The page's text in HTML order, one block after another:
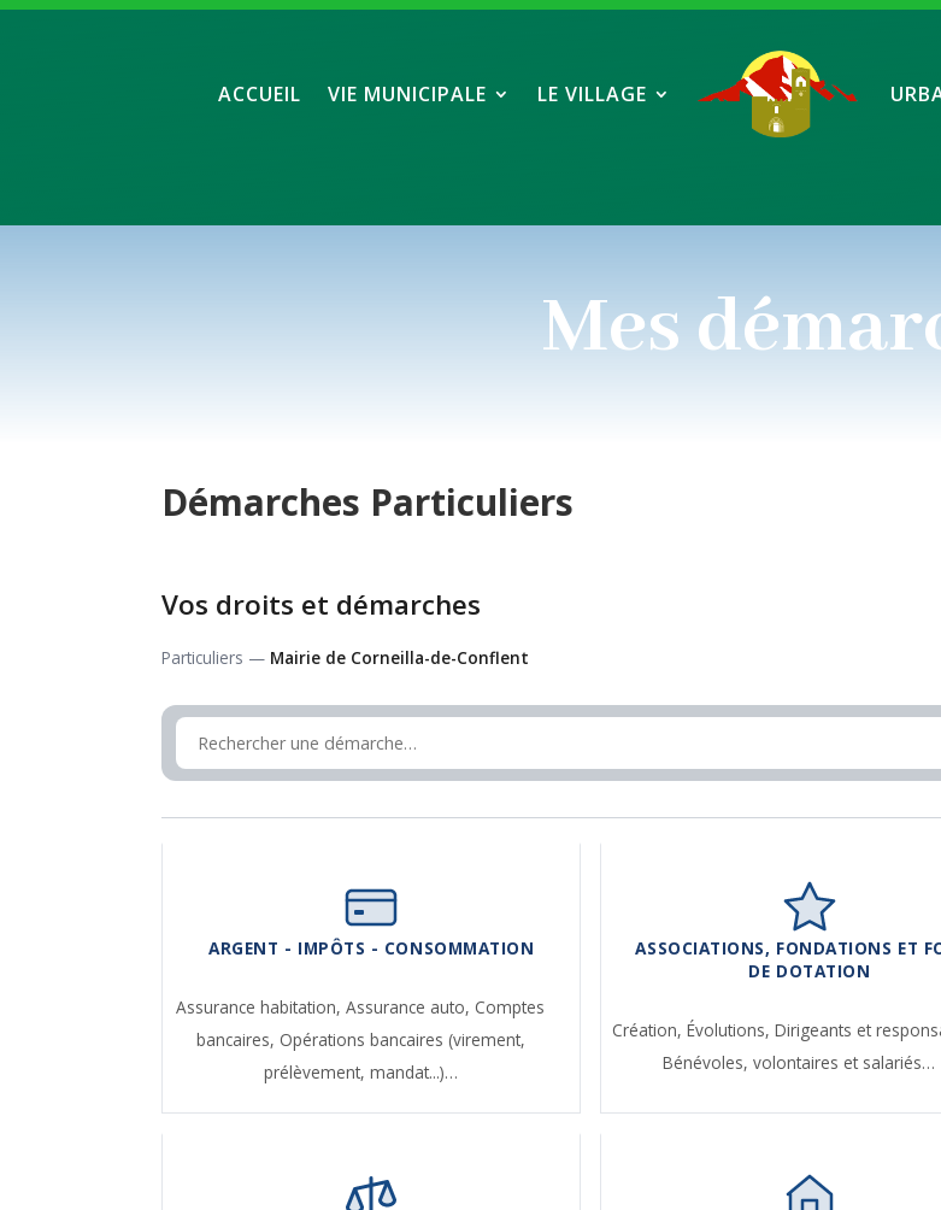
ACCUEIL VIE MUNICIPALE LE VILLAGE
Mes
Démarches Particuliers
Vos droits et démarches
Particuliers — Mairie de Corneilla-de-Conflent
ARGENT - IMPÔTS - CONSOMMATION
Assurance habitation,Assurance auto, Comptes
bancaires, Opérations bancaires (virement,
prélèvement, mandat...)…
ASSOCIATIONS, FONDATIONS ET
DE DOTATION
Création,Évolutions,Dirigeants et
Bénévoles, volontaires et salariés…